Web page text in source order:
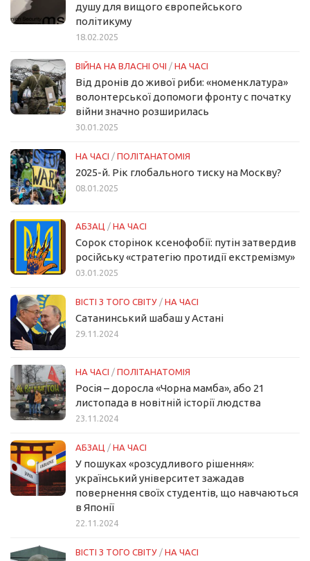
душу для вищого європейського
політикуму
18.02.2025
ВІЙНА НА ВЛАСНІ ОЧІ / НА ЧАСІ
Від дронів до живої риби: «номенклатура»
волонтерської допомоги фронту с початку
війни значно розширилась
30.01.2025
НА ЧАСІ / ПОЛІТАНАТОМІЯ
2025-й. Рік глобального тиску на Москву?
08.01.2025
АБЗАЦ / НА ЧАСІ
Сорок сторінок ксенофобії: путін затвердив
російську «стратегію протидії екстремізму»
03.01.2025
ВІСТІ З ТОГО СВІТУ / НА ЧАСІ
Сатанинський шабаш у Астані
29.11.2024
НА ЧАСІ / ПОЛІТАНАТОМІЯ
Росія – доросла «Чорна мамба», або 21
листопада в новітній історії людства
23.11.2024
АБЗАЦ / НА ЧАСІ
У пошуках «розсудливого рішення»:
український університет зажадав
повернення своїх студентів, що навчаються
в Японії
22.11.2024
ВІСТІ З ТОГО СВІТУ / НА ЧАСІ